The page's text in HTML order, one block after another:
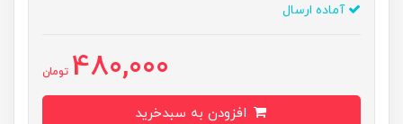
آماده ارسال
480,000 تومان